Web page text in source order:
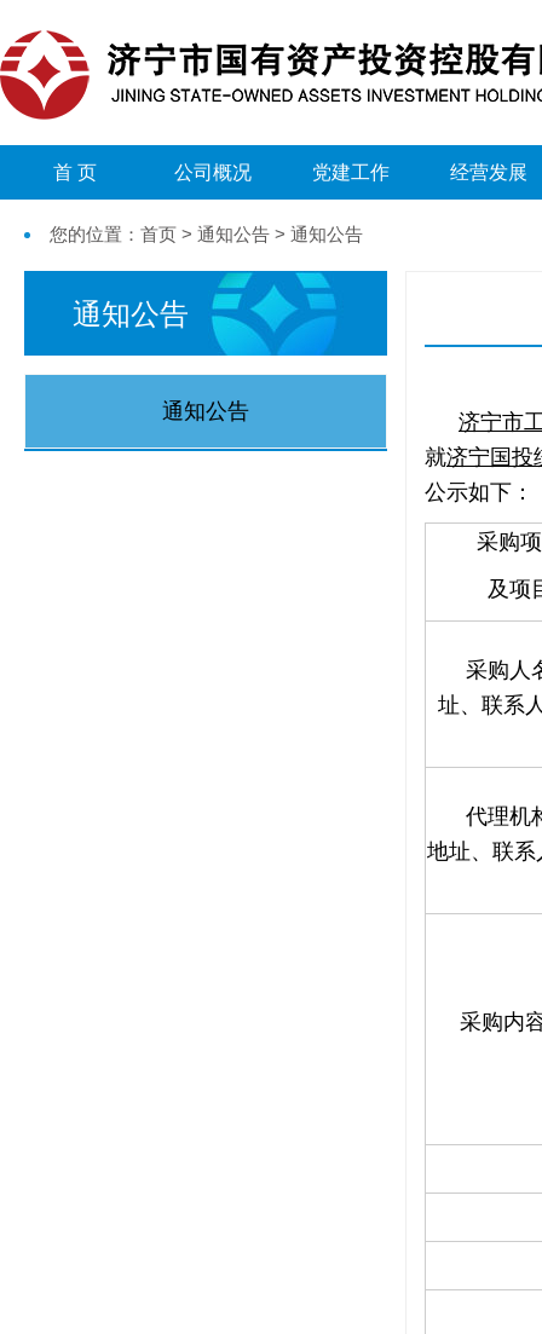
首 页 公司概况 党建工作 经营发展
您的位置：首页 > 通知公告 > 通知公告
通知公告
通知公告
济宁市
就济宁国投
公示如下：
采购
及项
采购人
址、联系
代理机
地址、联系
采购内